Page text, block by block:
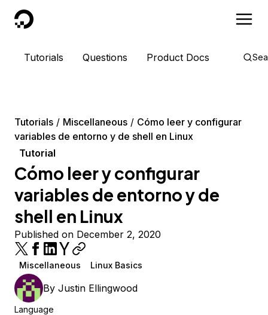
DigitalOcean
Tutorials Questions Product Docs
Tutorials Miscellaneous
Cómo leer y configurar
variables de entorno y de shell en Linux
Tutorial
Cómo leer y configurar
variables de entorno y de
shell en Linux
Published on December 2, 2020
Miscellaneous Linux Basics
By Justin Ellingwood
Language